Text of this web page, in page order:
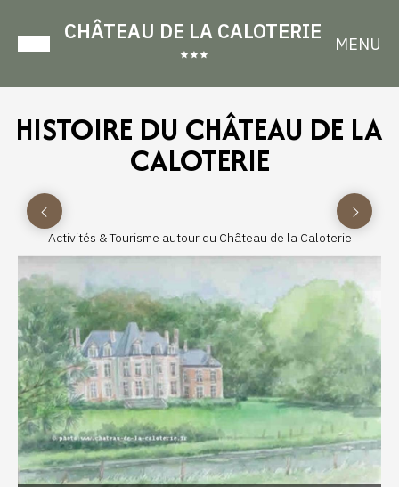
CHÂTEAU DE LA CALOTERIE MENU
HISTOIRE DU CHÂTEAU DE LA
CALOTERIE
Activités & Tourisme autour du Château de la Caloterie